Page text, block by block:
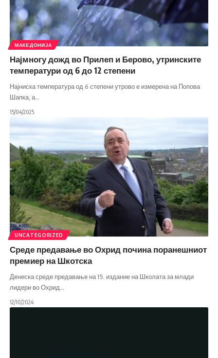
МАКЕДОНИЈА
Најмногу дожд во Прилеп и Берово, утринските
температури од 6 до 12 степени
Најниска температура од 6 степени утрово е измерена на Попова
Шапка, а…
15/04/2025
UNCATEGORIZED
Среде предавање во Охрид почина поранешниот
премиер на Шкотска
Денеска среде предавање на 15. издание на Школата за млади
лидери во Охрид…
12/10/2024